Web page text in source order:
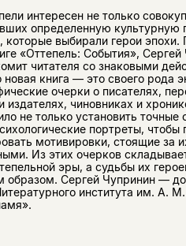
интересен не только
определенную культурную
которые выбирали герои
«Оттепель: События»,
читателя со знаковыми
новая книга — это своего рода
очерки о писателях,
издателях, чиновниках и
не только установить
портреты,
мотивировки, стоящие за
Из этих очерков
эры, а судьбы их
образом. Сергей Чупринин —
института им. А.